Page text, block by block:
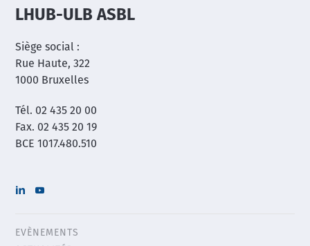
LHUB-ULB ASBL
Siège social :
Rue Haute, 322
1000 Bruxelles
Tél. 02 435 20 00
Fax. 02 435 20 19
BCE 1017.480.510
Header
EVÈNEMENTS